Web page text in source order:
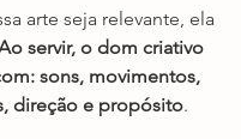
arte seja relevante, ela
servir, o dom criativo
sons, movimentos,
direção e propósito.